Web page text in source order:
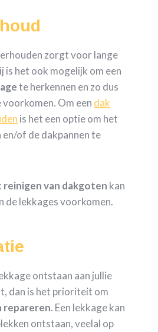
zorgt voor lange
is het ook mogelijk om een
te herkennen en zo dus
Om een dak
is het een optie om het
of de dakpannen te
reinigen van dakgoten kan
de lekkages voorkomen.
ontstaan aan jullie
dan is het prioriteit om
repareren. Een lekkage kan
ontstaan, veelal op